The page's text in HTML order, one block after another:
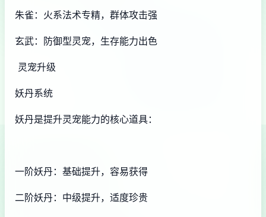
朱雀：火系法术专精，群体攻击强
玄武：防御型灵宠，生存能力出色
灵宠升级
妖丹系统
妖丹是提升灵宠能力的核心道具：
一阶妖丹：基础提升，容易获得
二阶妖丹：中级提升，适度珍贵